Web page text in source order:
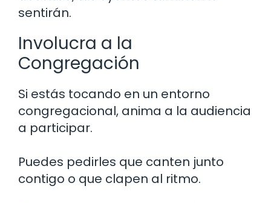
sentirán.
Involucra a la
Congregación
Si estás tocando en un entorno
congregacional, anima a la audiencia
a participar.
Puedes pedirles que canten junto
contigo o que clapen al ritmo.